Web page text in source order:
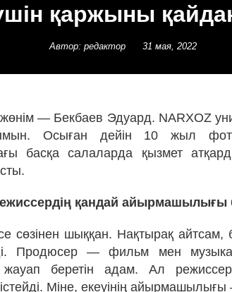
қаржыны
Автор: редактор 31 мая, 2022
— Бекбаев Эдуард. NARXOZ
Осыған дейін 10 жыл
басқа салаларда қызмет
қандай айырмашылығы
шыққан. Нақтырақ айтсам,
Продюсер — фильм мен
жауап беретін адам. Ал
Міне, екеуінің